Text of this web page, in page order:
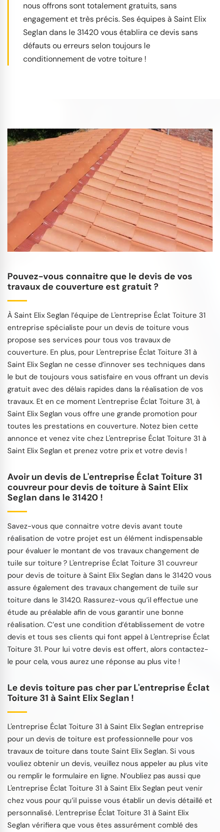
nous offrons sont totalement gratuits, sans
engagement et très précis. Ses équipes à Saint Elix
Seglan dans le 31420 vous établira ce devis sans
défauts ou erreurs selon toujours le
conditionnement de votre toiture !
Pouvez-vous connaitre que le devis de vos
travaux de couverture est gratuit ?
À Saint Elix Seglan l’équipe de L'entreprise Éclat Toiture 31
entreprise spécialiste pour un devis de toiture vous
propose ses services pour tous vos travaux de
couverture. En plus, pour L'entreprise Éclat Toiture 31 à
Saint Elix Seglan ne cesse d’innover ses techniques dans
le but de toujours vous satisfaire en vous offrant un devis
gratuit avec des délais rapides dans la réalisation de vos
travaux. Et en ce moment L'entreprise Éclat Toiture 31, à
Saint Elix Seglan vous offre une grande promotion pour
toutes les prestations en couverture. Notez bien cette
annonce et venez vite chez L'entreprise Éclat Toiture 31 à
Saint Elix Seglan et prenez votre prix et votre devis !
Avoir un devis de L'entreprise Éclat Toiture 31
couvreur pour devis de toiture à Saint Elix
Seglan dans le 31420 !
Savez-vous que connaitre votre devis avant toute
réalisation de votre projet est un élément indispensable
pour évaluer le montant de vos travaux changement de
tuile sur toiture ? L'entreprise Éclat Toiture 31 couvreur
pour devis de toiture à Saint Elix Seglan dans le 31420 vous
assure également des travaux changement de tuile sur
toiture dans le 31420. Rassurez-vous qu’il effectue une
étude au préalable afin de vous garantir une bonne
réalisation. C’est une condition d’établissement de votre
devis et tous ses clients qui font appel à L'entreprise Éclat
Toiture 31. Pour lui votre devis est offert, alors contactez-
le pour cela, vous aurez une réponse au plus vite !
Le devis toiture pas cher par L'entreprise Éclat
Toiture 31 à Saint Elix Seglan !
L'entreprise Éclat Toiture 31 à Saint Elix Seglan entreprise
pour un devis de toiture est professionnelle pour vos
travaux de toiture dans toute Saint Elix Seglan. Si vous
vouliez obtenir un devis, veuillez nous appeler au plus vite
ou remplir le formulaire en ligne. N’oubliez pas aussi que
L'entreprise Éclat Toiture 31 à Saint Elix Seglan peut venir
chez vous pour qu’il puisse vous établir un devis détaillé et
personnalisé. L'entreprise Éclat Toiture 31 à Saint Elix
Seglan vérifiera que vous êtes assurément comblé des